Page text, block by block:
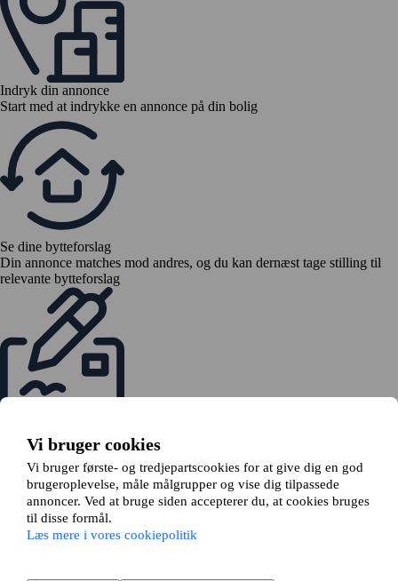
Vi bruger cookies
Vi bruger første- og tredjepartscookies for at give dig en god
brugeroplevelse, måle målgrupper og vise dig tilpassede
annoncer. Ved at bruge siden accepterer du, at cookies bruges
til disse formål.
Læs mere i vores cookiepolitik
Indryk din annonce
Start med at indrykke en annonce på din bolig
Se dine bytteforslag
Din annonce matches mod andres, og du kan dernæst tage stilling til
relevante bytteforslag
Hvis alle er enige om byttet, indsender du en bytteanmodning til din
udlejer